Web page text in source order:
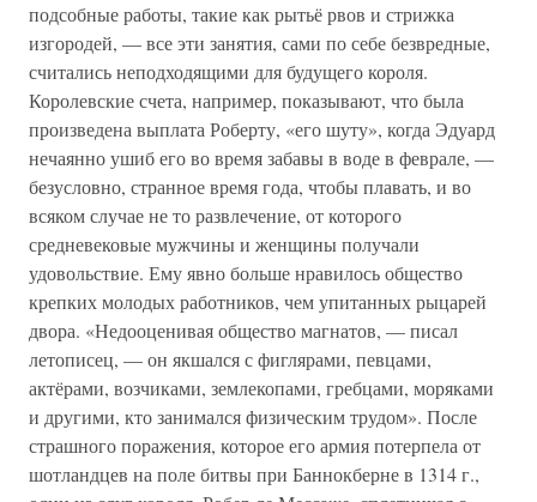
подсобные работы, такие как рытьё рвов и стрижка
изгородей, — все эти занятия, сами по себе безвредные,
считались неподходящими для будущего короля.
Королевские счета, например, показывают, что была
произведена выплата Роберту, «его шуту», когда Эдуард
нечаянно ушиб его во время забавы в воде в феврале, —
безусловно, странное время года, чтобы плавать, и во
всяком случае не то развлечение, от которого
средневековые мужчины и женщины получали
удовольствие. Ему явно больше нравилось общество
крепких молодых работников, чем упитанных рыцарей
двора. «Недооценивая общество магнатов, — писал
летописец, — он якшался с фиглярами, певцами,
актёрами, возчиками, землекопами, гребцами, моряками
и другими, кто занимался физическим трудом». После
страшного поражения, которое его армия потерпела от
шотландцев на поле битвы при Баннокберне в 1314 г.,